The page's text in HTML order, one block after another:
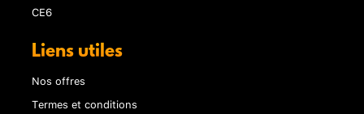
CE6
Liens utiles
Nos offres
Termes et conditions